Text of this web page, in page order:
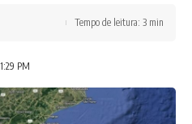
PM
Tempo de leitura: 3 min